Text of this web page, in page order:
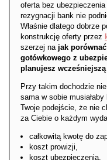
oferta bez
rezygnacji bank nie
Właśnie dlatego dobrze
konstrukcję oferty przez
szerzej na jak
gotówkowego z
planujesz wcześniejszą
Przy takim dochodzie
sama w sobie
Twoje podejście, że nie
za Ciebie o każdym
całkowitą kwotę do
koszt prowizji,
koszt ubezpieczenia,